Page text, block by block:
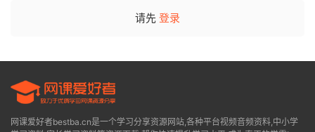
请先 登录
网课爱好者bestba.cn是一个学习分享资源网站,各种平台视频音频资料,中小学